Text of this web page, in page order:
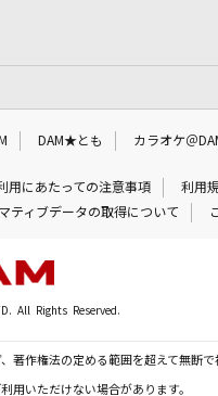
DAM★とも カラオケ＠
用にあたっての注意事項
利用
ティブデータの取得について
All Rights Reserved.
作権法の定める範囲を超えて無断
用いただけない場合があります。